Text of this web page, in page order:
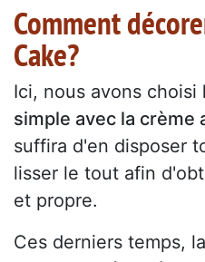
Comment
Cake?
Ici, nous avons choisi
simple avec la crème
suffira d'en disposer
lisser le tout afin
et propre.
Ces derniers temps,